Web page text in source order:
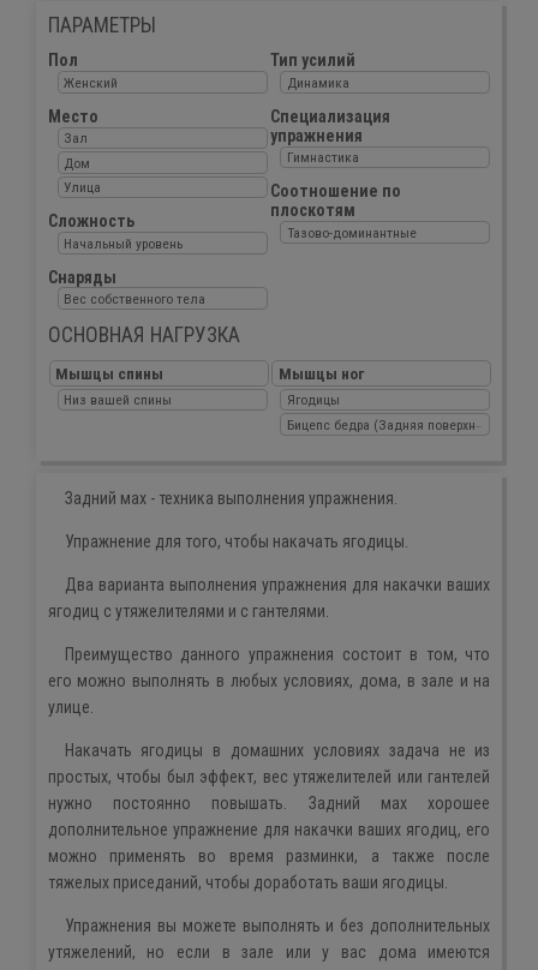
ПАРАМЕТРЫ
Пол
Женский
Место
Зал
Дом
Улица
Сложность
Начальный уровень
Снаряды
Вес собственного тела
Тип усилий
Динамика
Специализация
упражнения
Гимнастика
Соотношение по
плоскотям
Тазово-доминантные
ОСНОВНАЯ НАГРУЗКА
Мышцы спины
Низ вашей спины
Мышцы ног
Ягодицы
Бицепс бедра (Задняя поверхность
Задний мах - техника выполнения упражнения.
Упражнение для того, чтобы накачать ягодицы.
Два варианта выполнения упражнения для накачки ваших
ягодиц с утяжелителями и с гантелями.
Преимущество данного упражнения состоит в том, что
его можно выполнять в любых условиях, дома, в зале и на
улице.
Накачать ягодицы в домашних условиях задача не из
простых, чтобы был эффект, вес утяжелителей или гантелей
нужно постоянно повышать. Задний мах хорошее
дополнительное упражнение для накачки ваших ягодиц, его
можно применять во время разминки, а также после
тяжелых приседаний, чтобы доработать ваши ягодицы.
Упражнения вы можете выполнять и без дополнительных
утяжелений, но если в зале или у вас дома имеются